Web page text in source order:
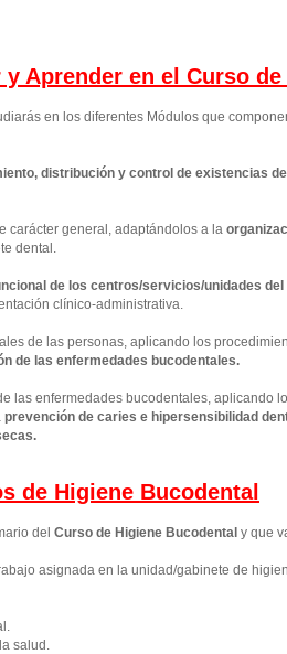
Aprender en el Curso
en los diferentes Módulos que
distribución y control de existencias
carácter general, adaptándolos a la
dental.
de los centros/servicios/unidades
clínico-administrativa.
de las personas, aplicando los
de las enfermedades bucodentales.
las enfermedades bucodentales, aplicando
prevención de caries e hipersensibilidad
de Higiene Bucodental
del Curso de Higiene Bucodental y que
asignada en la unidad/gabinete de
salud.